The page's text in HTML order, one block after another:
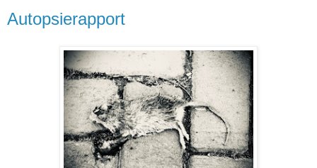
Autopsierapport